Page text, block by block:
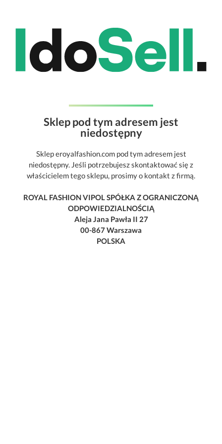
Sklep pod tym adresem jest
niedostępny
Sklep eroyalfashion.com pod tym adresem jest
niedostępny. Jeśli potrzebujesz skontaktować się z
właścicielem tego sklepu, prosimy o kontakt z firmą.
ROYAL FASHION VIPOL SPÓŁKA Z OGRANICZONĄ
ODPOWIEDZIALNOŚCIĄ
Aleja Jana Pawła II 27
00-867 Warszawa
POLSKA